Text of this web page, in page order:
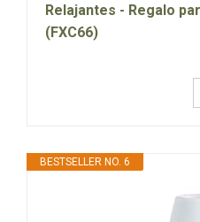
Relajantes - Regalo
(FXC66)
BESTSELLER NO. 6